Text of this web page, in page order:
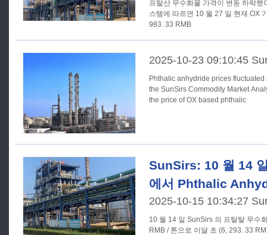
프탈산 무수화물 가격이 변동 하락했다. SunSirs 의 상품 시장 분
스템에 따르면 10 월 27 일 현재 OX
983. 33 RMB
2025-10-23 09:10:45
Phthalic anhydride prices fluctuated and
the SunSirs Commodity Market
the price of OX based phthalic
SunSirs: 10 월 14
에서 Phthalic
2025-10-15 10:34:27
10 월 14 일 SunSirs 의 프탈탈 무수
RMB / 톤으로 이달 초 (6, 293. 33